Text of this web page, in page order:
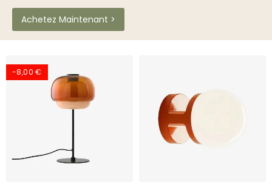
Achetez Maintenant >
-8,00 €